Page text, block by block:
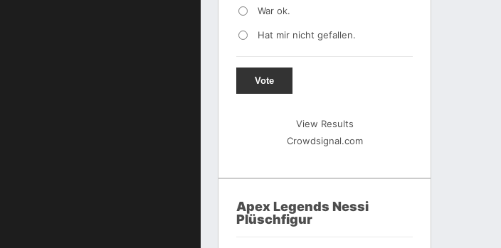
War ok.
Hat mir nicht gefallen.
Vote
View Results
Crowdsignal.com
Apex Legends Nessi
Plüschfigur